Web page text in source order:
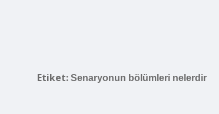
Etiket: Senaryonun bölümleri nelerdir